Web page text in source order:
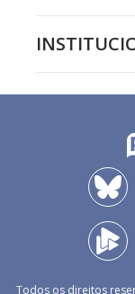
Todos os direitos